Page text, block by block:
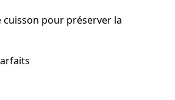
cuisson pour préserver la